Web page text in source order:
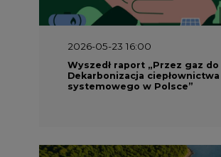
2026-05-23 16:00
Wyszedł raport „Przez gaz do
Dekarbonizacja ciepłownictwa
systemowego w Polsce”